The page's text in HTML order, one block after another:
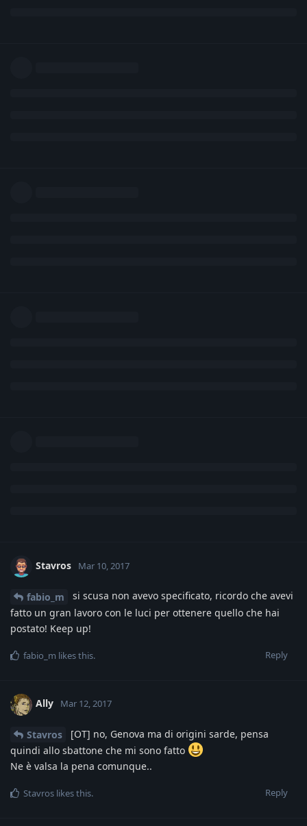
Stavros Mar 10, 2017
fabio_m
si scusa non avevo specificato, ricordo che avevi
fatto un gran lavoro con le luci per ottenere quello che hai
postato! Keep up!
Reply
fabio_m likes this.
Ally Mar 12, 2017
Stavros
[OT] no, Genova ma di origini sarde, pensa
quindi allo sbattone che mi sono fatto
Ne è valsa la pena comunque..
Reply
Stavros likes this.